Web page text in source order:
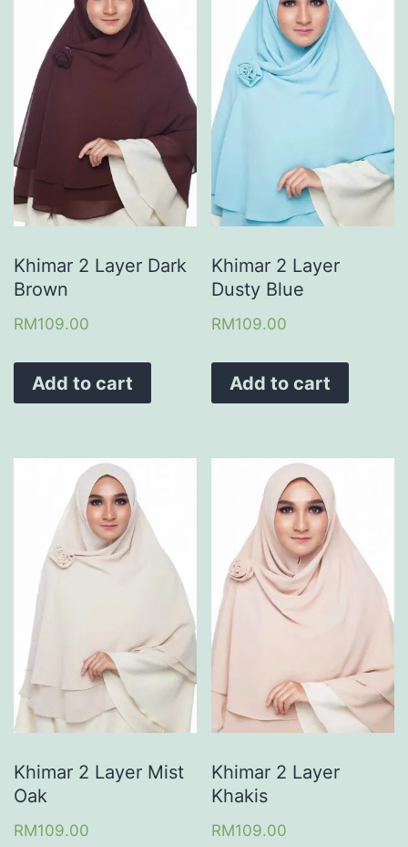
Khimar 2 Layer Dark
Brown
RM109.00
Add to cart
Khimar 2 Layer
Dusty Blue
RM109.00
Add to cart
Khimar 2 Layer Mist
Oak
RM109.00
Khimar 2 Layer
Khakis
RM109.00